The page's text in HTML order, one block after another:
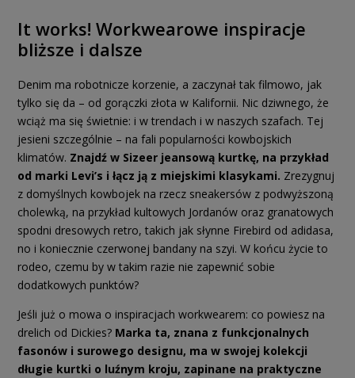
It works! Workwearowe inspiracje
bliższe i dalsze
Denim ma robotnicze korzenie, a zaczynał tak filmowo, jak
tylko się da – od gorączki złota w Kalifornii. Nic dziwnego, że
wciąż ma się świetnie: i w trendach i w naszych szafach. Tej
jesieni szczególnie – na fali popularności kowbojskich
klimatów. Znajdź w Sizeer jeansową kurtkę, na przykład
od marki Levi’s i łącz ją z miejskimi klasykami. Zrezygnuj
z domyślnych kowbojek na rzecz sneakersów z podwyższoną
cholewką, na przykład kultowych Jordanów oraz granatowych
spodni dresowych retro, takich jak słynne Firebird od adidasa,
no i koniecznie czerwonej bandany na szyi. W końcu życie to
rodeo, czemu by w takim razie nie zapewnić sobie
dodatkowych punktów?
Jeśli już o mowa o inspiracjach workwearem: co powiesz na
drelich od Dickies? Marka ta, znana z funkcjonalnych
fasonów i surowego designu, ma w swojej kolekcji
długie kurtki o luźnym kroju, zapinane na praktyczne